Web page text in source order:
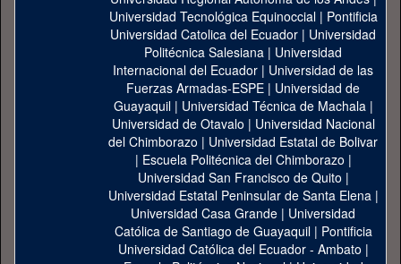
Universidad Tecnológica Equinoccial| Pontificia
Universidad Catolica del Ecuador | Universidad
Politécnica Salesiana | Universidad
Internacional del Ecuador | Universidad de las
Fuerzas Armadas-ESPE | Universidad de
Guayaquil| Universidad Técnica de Machala|
Universidad de Otavalo | Universidad Nacional
del Chimborazo | Universidad Estatal de Bolivar
| Escuela Politécnica del Chimborazo |
Universidad San Francisco de Quito |
Universidad Estatal Peninsular de Santa Elena|
Universidad Casa Grande | Universidad
Católica de Santiago de Guayaquil| Pontificia
Universidad Católica del Ecuador - Ambato |